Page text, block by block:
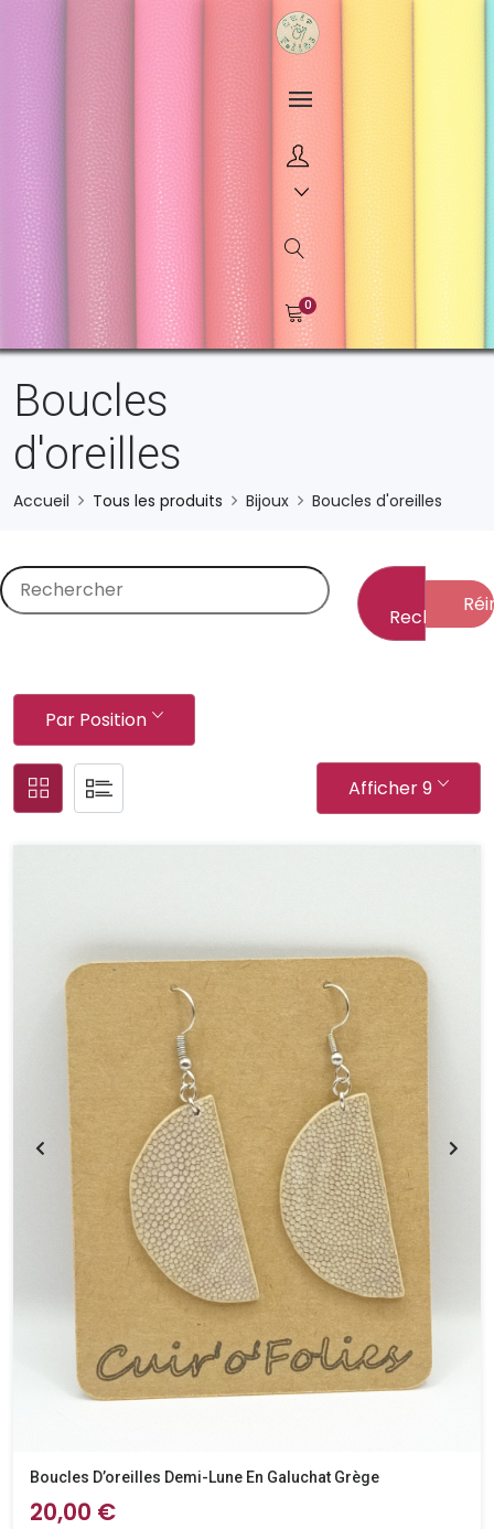
0
Boucles
d'oreilles
Accueil Tous les produits Bijoux Boucles d'oreilles
Rechercher
Par Position
Afficher 9
Boucles D’oreilles Demi-Lune En Galuchat Grège
20,00 €